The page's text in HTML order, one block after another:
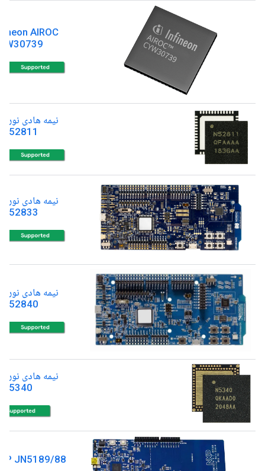
AIROC
نیمه هادی
نیمه هادی
نیمه هادی
نیمه هادی
JN5189/88